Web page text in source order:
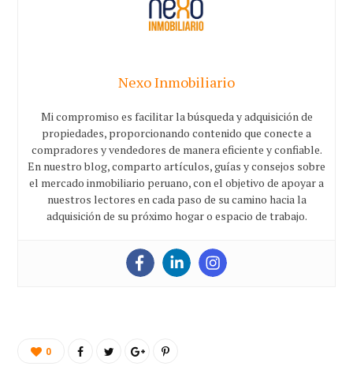
Nexo Inmobiliario
Mi compromiso es facilitar la búsqueda y adquisición de
propiedades, proporcionando contenido que conecte a
compradores y vendedores de manera eficiente y confiable.
En nuestro blog, comparto artículos, guías y consejos sobre
el mercado inmobiliario peruano, con el objetivo de apoyar a
nuestros lectores en cada paso de su camino hacia la
adquisición de su próximo hogar o espacio de trabajo.
0